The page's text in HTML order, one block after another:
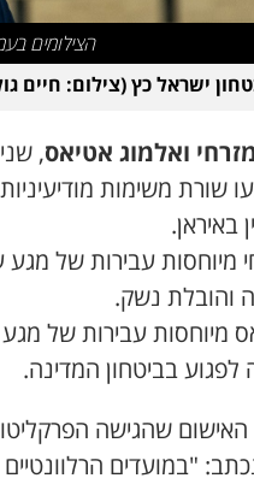
הצילומים בעמוד זה
ישראל כץ (צילום: חיים
ואלמוג אטיאס
שורת משימות
באיראן.
מיוחסות עבירות של
והובלת נשק.
מיוחסות עבירות של מגע
לפגוע בביטחון המדינה.
שהגישה
נכתב: "במועדים